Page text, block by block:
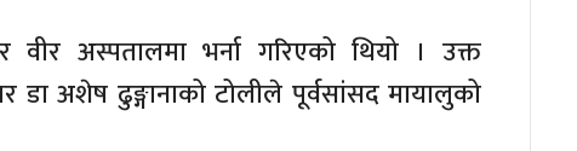
अस्पतालमा भर्ना गरिएको थियो । उक्त
अशेष ढुङ्गानाको टोलीले पूर्वसांसद मायालुको